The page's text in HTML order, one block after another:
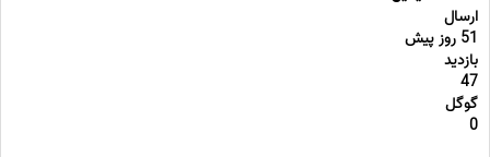
ارسال
51 روز پیش
بازدید
47
گوگل
0